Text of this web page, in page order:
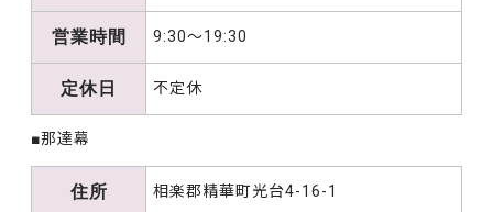
営業時間 9:30～19:30
定休日 不定休
■那達幕
住所 相楽郡精華町光台4-16-1